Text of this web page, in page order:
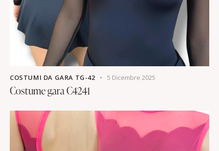
COSTUMI DA GARA TG-42 5 Dicembre 2025
Costume gara C4241